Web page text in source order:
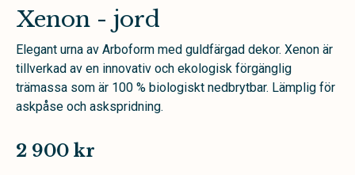
Xenon - jord
Elegant urna av Arboform med guldfärgad dekor. Xenon är
tillverkad av en innovativ och ekologisk förgänglig
trämassa som är 100 % biologiskt nedbrytbar. Lämplig för
askpåse och askspridning.
2 900 kr